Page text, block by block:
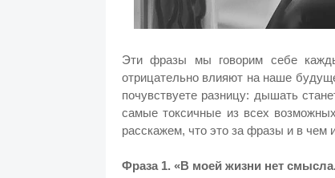
Эти фразы мы говорим себе
отрицательно влияют на наше
почувствуете разницу: дышать
самые токсичные из всех
расскажем, что это за фразы и в чем
Фраза 1. «В моей жизни нет